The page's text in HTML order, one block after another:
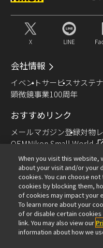
X LINE
会社情報
イベントサービスサステ
顕微鏡事業100周年
おすすめリンク
メールマガジン登録対物
OEMNikon Small World
NIKON JOICO AWARD
その他のニコン製品
カメラ・双眼鏡関連製品
インダストリー製品（イ
ズ事業）
半導体露光装置（半導体
When you visit this website,
about your visit and/or your
cookies. You can choose
cookies by blocking them,
of cookies may impact your
To learn more about your
of or disable certain cookies
link. You may also view our
information about how we